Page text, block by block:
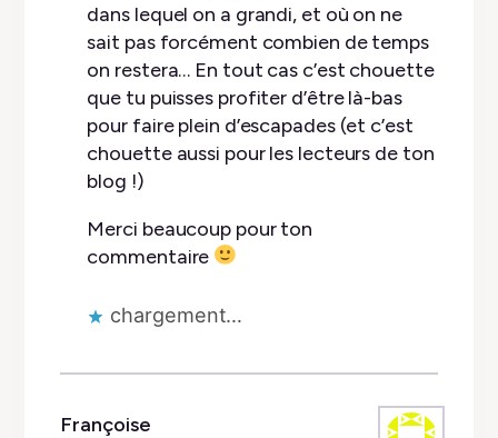
dans lequel on a grandi, et où on ne
sait pas forcément combien de temps
on restera… En tout cas c’est chouette
que tu puisses profiter d’être là-bas
pour faire plein d’escapades (et c’est
chouette aussi pour les lecteurs de ton
blog !)
Merci beaucoup pour ton
commentaire
chargement…
Françoise